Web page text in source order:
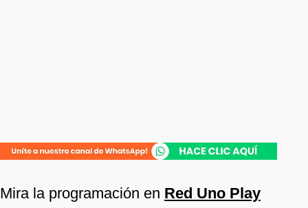
Mira la programación en Red Uno Play